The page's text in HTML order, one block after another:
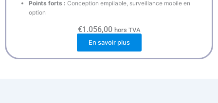
Points forts : Conception empilable, surveillance mobile en
option
€1.056,00 hors TVA
En savoir plus